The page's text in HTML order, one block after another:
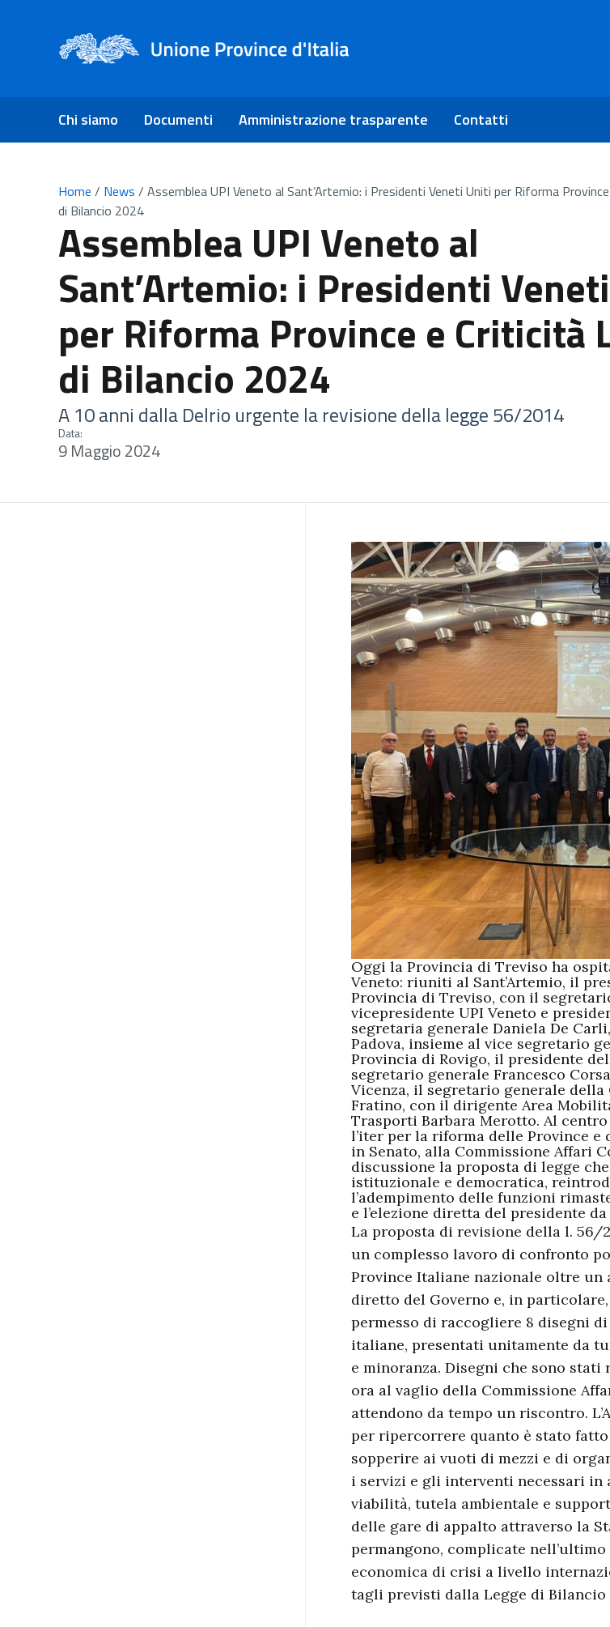
Chi siamo Documenti Amministrazione trasparente Contatti
Home / News / Assemblea UPI Veneto al Sant’Artemio: i Presidenti Veneti Uniti per Riforma
di Bilancio 2024
Assemblea UPI Veneto al
Sant’Artemio: i Presidenti
per Riforma Province e Criticità
di Bilancio 2024
A 10 anni dalla Delrio urgente la revisione della legge 56/2014
Data:
9 Maggio 2024
Oggi la Provincia di Treviso ha
Veneto: riuniti al Sant’Artemio, il
Provincia di Treviso, con il
vicepresidente UPI Veneto e
segretaria generale Daniela De
Padova, insieme al vice segretario
Provincia di Rovigo, il presidente
segretario generale Francesco
Vicenza, il segretario generale
Fratino, con il dirigente Area
Trasporti Barbara Merotto. Al
l’iter per la riforma delle Province
in Senato, alla Commissione Affari
discussione la proposta di legge
istituzionale e democratica,
l’adempimento delle funzioni
e l’elezione diretta del presidente
La proposta di revisione della l. 56/
un complesso lavoro di confronto
Province Italiane nazionale oltre un
diretto del Governo e, in
permesso di raccogliere 8 disegni
italiane, presentati unitamente da
e minoranza. Disegni che sono
ora al vaglio della Commissione
attendono da tempo un riscontro.
per ripercorrere quanto è stato
sopperire ai vuoti di mezzi e di
i servizi e gli interventi necessari
viabilità, tutela ambientale e
delle gare di appalto attraverso la
permangono, complicate
economica di crisi a livello
tagli previsti dalla Legge di Bilancio